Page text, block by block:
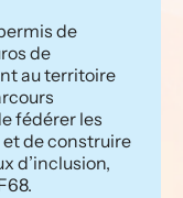
de
de
au territoire
fédérer les
de construire
d’inclusion,